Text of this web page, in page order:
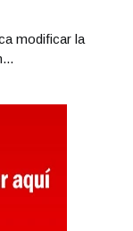
modificar la